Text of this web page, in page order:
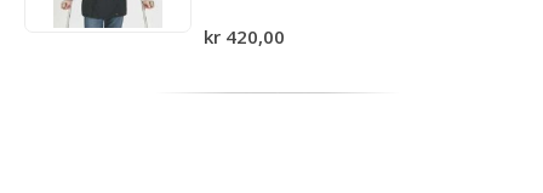
kr 420,00